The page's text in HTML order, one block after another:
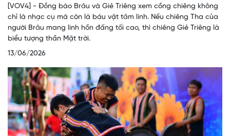
[VOV4] - Đồng bào Brâu và Giẻ Triêng xem cồng chiêng không
chỉ là nhạc cụ mà còn là báu vật tâm linh. Nếu chiêng Tha của
người Brâu mang linh hồn đấng tối cao, thì chiêng Giẻ Triêng là
biểu tượng thần Mặt trời.
13/06/2026